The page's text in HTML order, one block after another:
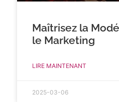
Maîtrisez la
le Marketing
LIRE MAINTENANT
2025-03-06